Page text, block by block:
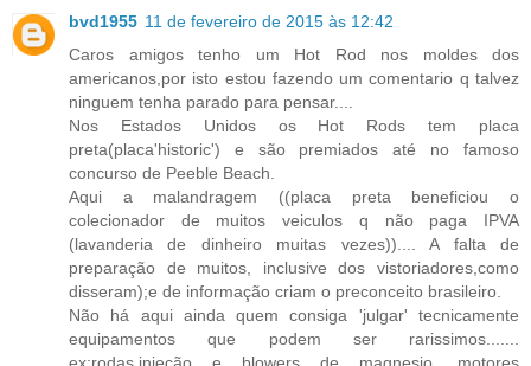
bvd1955 11 de fevereiro de 2015 às 12:42
Caros amigos tenho um Hot Rod nos moldes dos
americanos,por isto estou fazendo um comentario q talvez
ninguem tenha parado para pensar....
Nos Estados Unidos os Hot Rods tem placa
preta(placa'historic') e são premiados até no famoso
concurso de Peeble Beach.
Aqui a malandragem ((placa preta beneficiou o
colecionador de muitos veiculos q não paga IPVA
(lavanderia de dinheiro muitas vezes)).... A falta de
preparação de muitos, inclusive dos vistoriadores,como
disseram);e de informação criam o preconceito brasileiro.
Não há aqui ainda quem consiga 'julgar' tecnicamente
equipamentos que podem ser rarissimos.......